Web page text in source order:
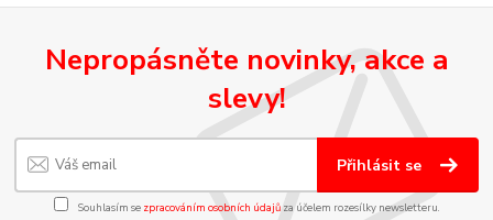
Nepropásněte novinky, akce a
slevy!
Přihlásit se
Souhlasím se zpracováním osobních údajůza účelem rozesílky newsletteru.